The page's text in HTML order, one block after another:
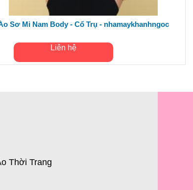
Sơ Mi Nam Body - Cổ Trụ - nhamaykhanhngoc
Liên hệ
Thời Trang